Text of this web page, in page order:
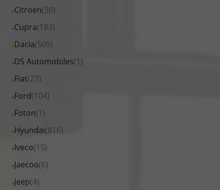
Audi
anzeigen
Fahrzeuge
BYD
anzeigen
Citroen(30)
Alle
Fahrzeuge
Citroen
anzeigen
Cupra(183)
Alle
Fahrzeuge
Cupra
anzeigen
Dacia(509)
Alle
Fahrzeuge
Dacia
anzeigen
DS Automobiles(1)
Alle
Fahrzeuge
DS
Automobiles
anzeigen
Fiat(27)
Alle
Fahrzeuge
Fiat
anzeigen
Ford(104)
Alle
Fahrzeuge
Ford
anzeigen
Foton(1)
Alle
Fahrzeuge
Foton
anzeigen
Hyundai(816)
Alle
Fahrzeuge
Hyundai
anzeigen
Iveco(15)
Alle
Fahrzeuge
Iveco
Jaecoo(6)
Alle
Fahrzeuge
Jeep(4)
Alle